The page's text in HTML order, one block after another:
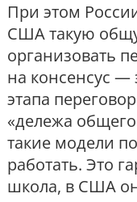
При этом
США такую
организовать
на консенсус —
этапа
«дележа
такие модели
работать. Это
школа, в США